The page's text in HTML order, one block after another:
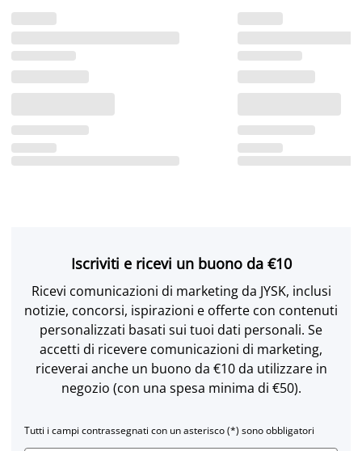
Iscriviti e ricevi un buono da €10
Ricevi comunicazioni di marketing da JYSK, inclusi
notizie, concorsi, ispirazioni e offerte con contenuti
personalizzati basati sui tuoi dati personali. Se
accetti di ricevere comunicazioni di marketing,
riceverai anche un buono da €10 da utilizzare in
negozio (con una spesa minima di €50).
Tutti i campi contrassegnati con un asterisco (*) sono obbligatori